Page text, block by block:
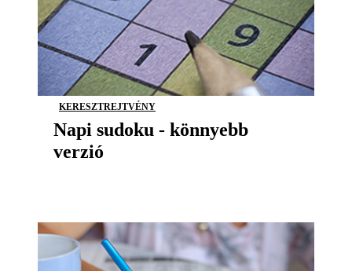
KERESZTREJTVÉNY
Napi sudoku - könnyebb
verzió